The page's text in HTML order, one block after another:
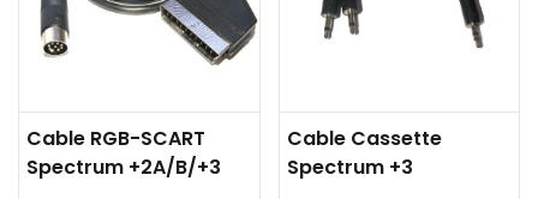
Cable RGB-SCART
Spectrum +2A/B/+3
Cable Cassette
Spectrum +3